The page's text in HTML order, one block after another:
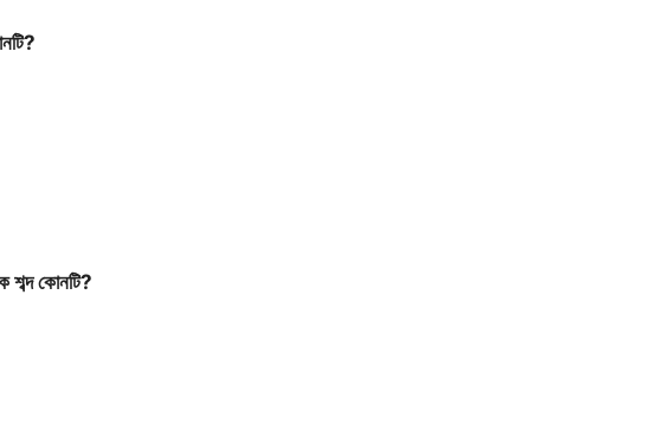
শব্দ কোনটি?